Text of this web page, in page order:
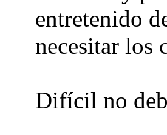
entretenido
necesitar los
Difícil no